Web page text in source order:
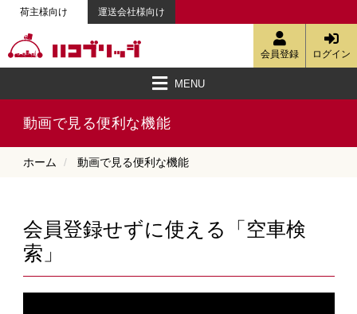
荷主様向け 運送会社様向け
会員登録 ログイン
MENU
ハコブリッジとは
空車検索・簡易見積・定期便の相談
強みと特徴
配送料金
会員登録
資料ダウンロード
ご利用ガイド
動画で見る便利な機能
物流配送コラム
お客様の声
お知らせ
お問い合わせ
ハコJETへ
動画で見る便利な機能
ホーム 動画で見る便利な機能
会員登録せずに使える「空車検
索」